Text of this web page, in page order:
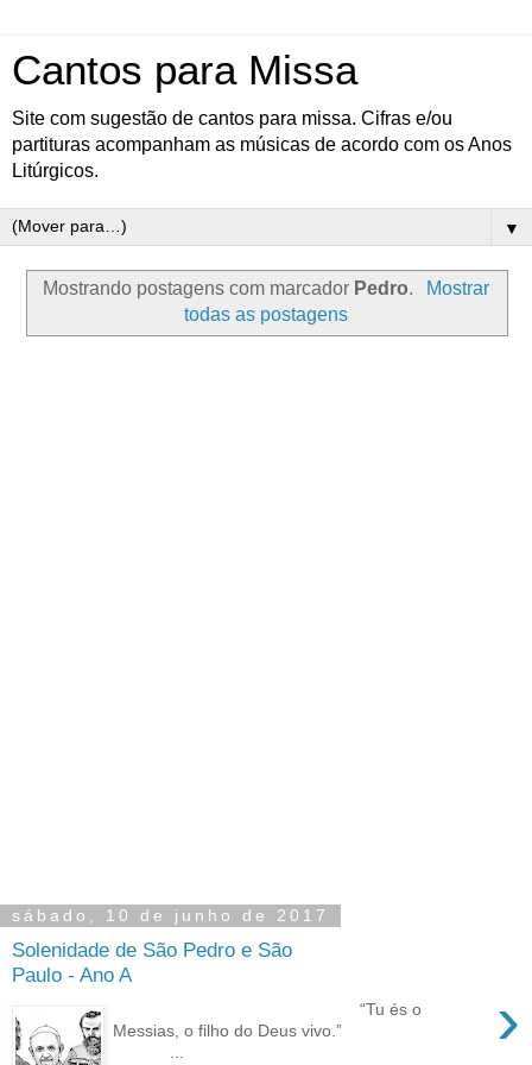
Cantos para Missa
Site com sugestão de cantos para missa. Cifras e/ou
partituras acompanham as músicas de acordo com os Anos
Litúrgicos.
▼
Mostrando postagens com marcador Pedro.
Mostrar
todas as postagens
sábado, 10 de junho de 2017
Solenidade de São Pedro e São
Paulo - Ano A
›
“Tu és o
Messias, o filho do Deus vivo.”